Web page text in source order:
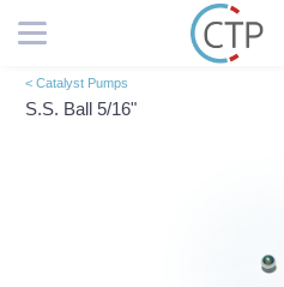
< Catalyst Pumps
S.S. Ball 5/16"